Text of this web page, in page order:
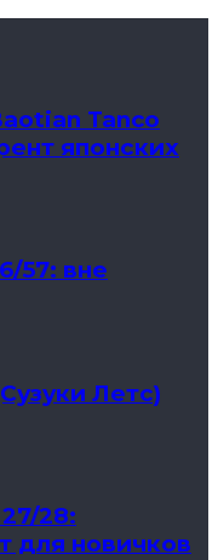
Tanco
японских
57: вне
Летс)
28:
для новичков